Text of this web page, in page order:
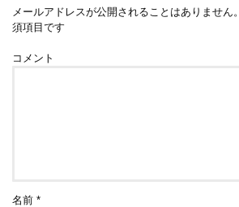
メールアドレスが公開されることはありません。
須項目です
コメント
名前*